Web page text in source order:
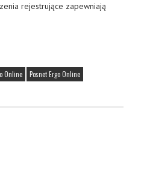
rejestrujące zapewniają
Online Posnet Ergo Online